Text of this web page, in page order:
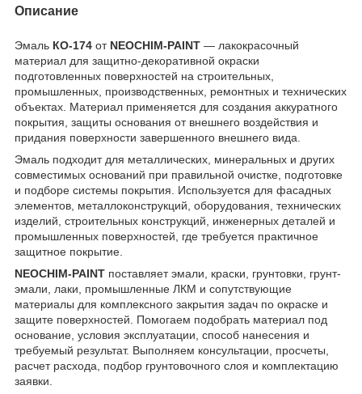
Описание
Эмаль КО-174 от NEOCHIM-PAINT — лакокрасочный
материал для защитно-декоративной окраски
подготовленных поверхностей на строительных,
промышленных, производственных, ремонтных и технических
объектах. Материал применяется для создания аккуратного
покрытия, защиты основания от внешнего воздействия и
придания поверхности завершенного внешнего вида.
Эмаль подходит для металлических, минеральных и других
совместимых оснований при правильной очистке, подготовке
и подборе системы покрытия. Используется для фасадных
элементов, металлоконструкций, оборудования, технических
изделий, строительных конструкций, инженерных деталей и
промышленных поверхностей, где требуется практичное
защитное покрытие.
NEOCHIM-PAINT поставляет эмали, краски, грунтовки, грунт-
эмали, лаки, промышленные ЛКМ и сопутствующие
материалы для комплексного закрытия задач по окраске и
защите поверхностей. Помогаем подобрать материал под
основание, условия эксплуатации, способ нанесения и
требуемый результат. Выполняем консультации, просчеты,
расчет расхода, подбор грунтовочного слоя и комплектацию
заявки.